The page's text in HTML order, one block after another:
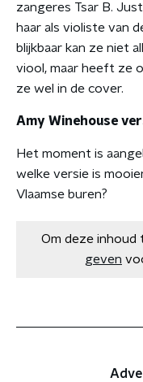
zangeres Tsar B.
haar als violiste van
blijkbaar kan ze niet
viool, maar heeft ze
ze wel in de cover.
Amy Winehouse
Het moment is
welke versie is
Vlaamse buren?
Om deze
geven